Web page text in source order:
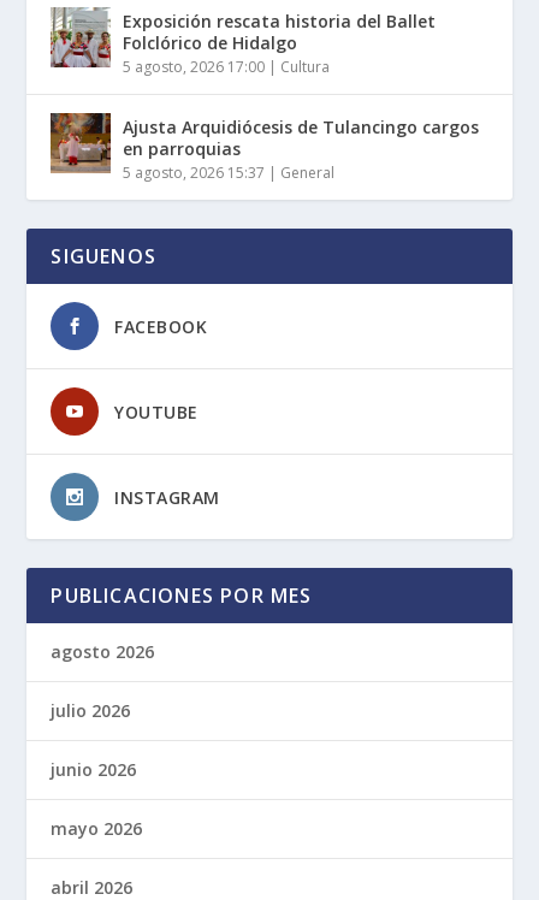
Exposición rescata historia del Ballet
Folclórico de Hidalgo
5 agosto, 2026 17:00 | Cultura
Ajusta Arquidiócesis de Tulancingo cargos
en parroquias
5 agosto, 2026 15:37 | General
SIGUENOS
FACEBOOK
YOUTUBE
INSTAGRAM
PUBLICACIONES POR MES
agosto 2026
julio 2026
junio 2026
mayo 2026
abril 2026